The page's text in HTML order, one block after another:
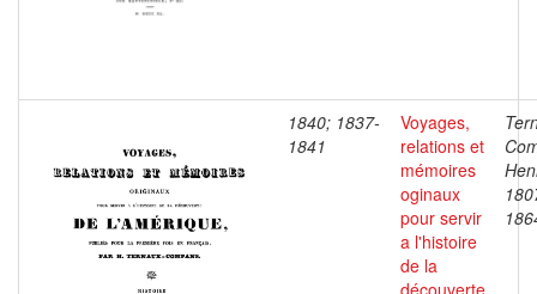
1840; 1837-
1841
Voyages,
relations et
mémoires
oginaux
pour servir
a l'histoire
de la
découverte